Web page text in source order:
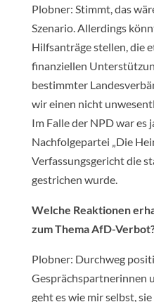
Plobner: Stimmt, das
Szenario. Allerdings
Hilfsanträge stellen, die
finanziellen
bestimmter
wir einen nicht
Im Falle der NPD war es
Nachfolgepartei „Die
Verfassungsgericht die
gestrichen wurde.
Welche Reaktionen
zum Thema AfD-
Plobner: Durchweg
Gesprächspartnerinnen
geht es wie mir selbst,